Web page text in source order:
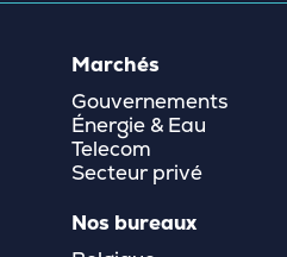
Marchés
Gouvernements
Énergie & Eau
Telecom
Secteur privé
Nos bureaux